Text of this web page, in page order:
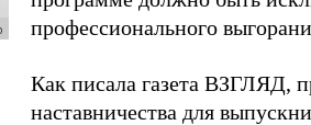
профессионального
Как писала газета ВЗГЛЯД,
наставничества для